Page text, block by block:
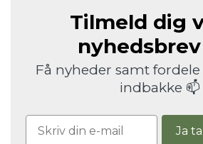
Tilmeld dig
Få nyheder samt
indbakke 📫
Ja